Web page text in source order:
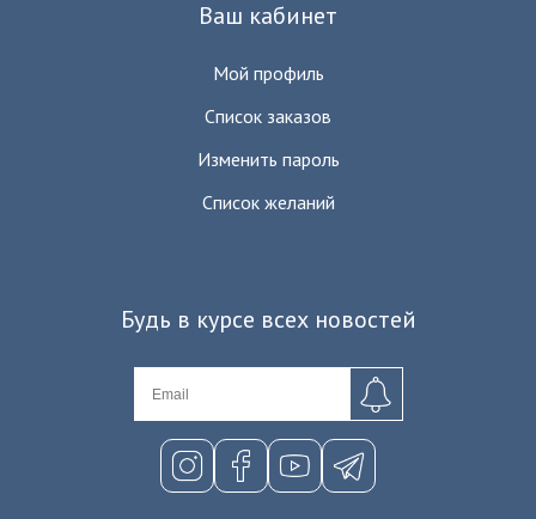
Ваш кабинет
Мой профиль
Список заказов
Изменить пароль
Список желаний
Будь в курсе всех новостей